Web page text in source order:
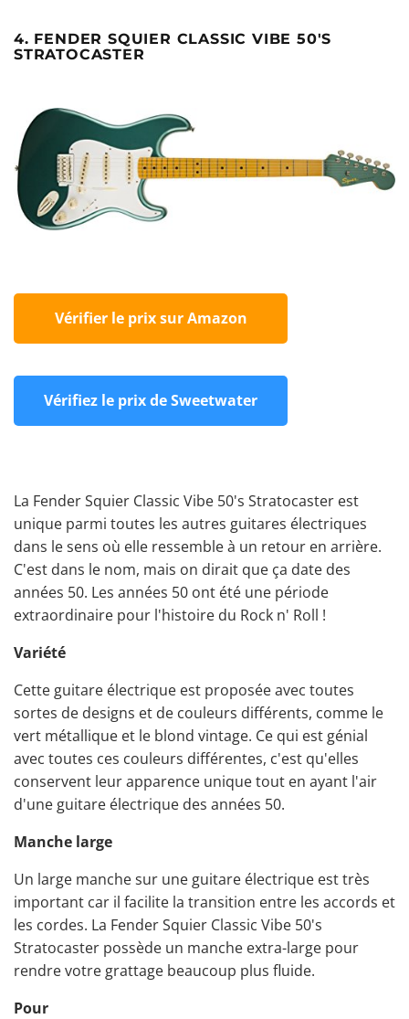
4. FENDER SQUIER CLASSIC VIBE 50'S
STRATOCASTER
Vérifier le prix sur Amazon
Vérifiez le prix de Sweetwater
La Fender Squier Classic Vibe 50's Stratocaster est
unique parmi toutes les autres guitares électriques
dans le sens où elle ressemble à un retour en arrière.
C'est dans le nom, mais on dirait que ça date des
années 50. Les années 50 ont été une période
extraordinaire pour l'histoire du Rock n' Roll !
Variété
Cette guitare électrique est proposée avec toutes
sortes de designs et de couleurs différents, comme le
vert métallique et le blond vintage. Ce qui est génial
avec toutes ces couleurs différentes, c'est qu'elles
conservent leur apparence unique tout en ayant l'air
d'une guitare électrique des années 50.
Manche large
Un large manche sur une guitare électrique est très
important car il facilite la transition entre les accords et
les cordes. La Fender Squier Classic Vibe 50's
Stratocaster possède un manche extra-large pour
rendre votre grattage beaucoup plus fluide.
Pour